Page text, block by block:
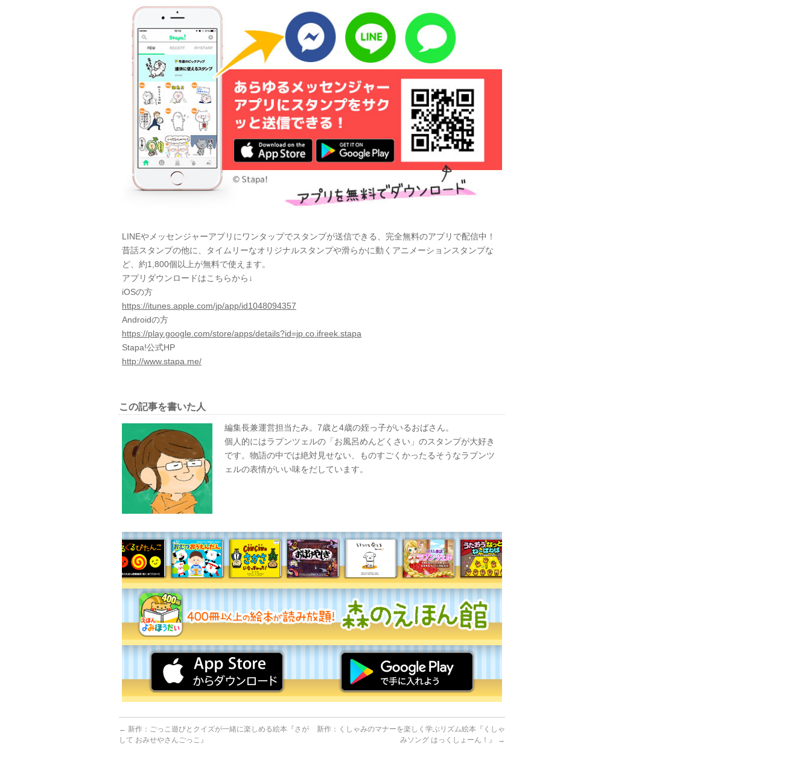
LINEやメッセンジャーアプリにワンタップでスタンプが送信できる、完全無料のアプリで配信中！
昔話スタンプの他に、タイムリーなオリジナルスタンプや滑らかに動くアニメーションスタンプな
ど、約1,800個以上が無料で使えます。
アプリダウンロードはこちらから↓
iOSの方
https://itunes.apple.com/jp/app/id1048094357
Androidの方
https://play.google.com/store/apps/details?id=jp.co.ifreek.stapa
Stapa!公式HP
http://www.stapa.me/
この記事を書いた人
編集長兼運営担当たみ。7歳と4歳の姪っ子がいるおばさん。
個人的にはラプンツェルの「お風呂めんどくさい」のスタンプが大好き
です。物語の中では絶対見せない、ものすごくかったるそうなラプンツ
ェルの表情がいい味をだしています。
← 新作：ごっこ遊びとクイズが一緒に楽しめる絵本『さが
して おみせやさんごっこ』
新作：くしゃみのマナーを楽しく学ぶリズム絵本『くしゃ
みソング はっくしょーん！』
→